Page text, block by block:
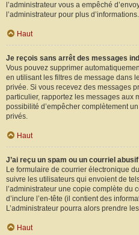
l’administrateur vous a empêché
l’administrateur pour plus d’informations.
Haut
Je reçois sans arrêt des messages
Vous pouvez supprimer
en utilisant les filtres de message dans
privée. Si vous recevez des messages
particulier, rapportez les messages aux
possibilité d’empêcher complètement
privés.
Haut
J’ai reçu un spam ou un courriel
Le formulaire de courrier électronique
suivre les utilisateurs qui envoient de
l’administrateur une copie complète du
d’inclure l’en-tête (il contient des
L’administrateur pourra alors prendre
Haut